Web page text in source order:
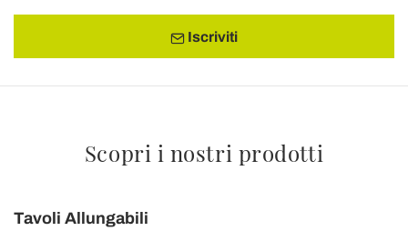
Iscriviti
Scopri i nostri prodotti
Tavoli Allungabili